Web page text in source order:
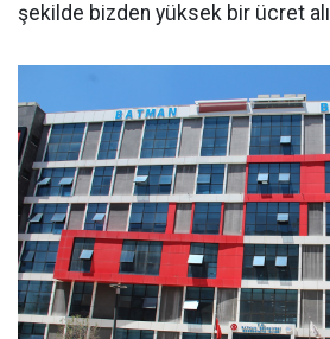
şekilde bizden yüksek bir ücret